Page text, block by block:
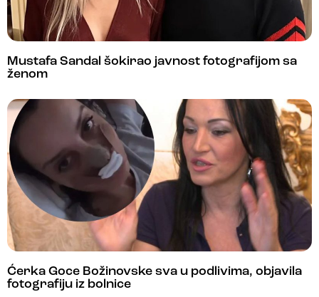
Mustafa Sandal šokirao javnost fotografijom sa
ženom
Ćerka Goce Božinovske sva u podlivima, objavila
fotografiju iz bolnice